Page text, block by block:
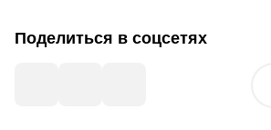
Поделиться в соцсетях